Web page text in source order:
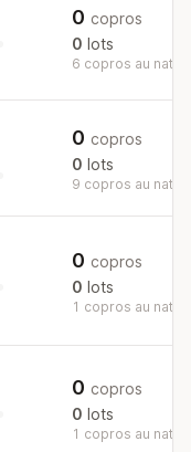
0 copros
0 lots
6 copros au
0 copros
0 lots
9 copros au
0 copros
0 lots
1 copros au
0 copros
0 lots
1 copros au